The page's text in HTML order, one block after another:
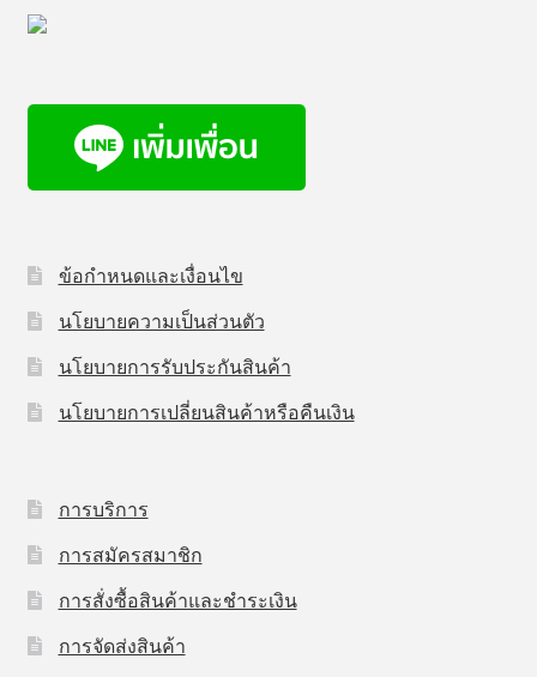
ข้อกำหนดและเงื่อนไข
นโยบายความเป็นส่วนตัว
นโยบายการรับประกันสินค้า
นโยบายการเปลี่ยนสินค้าหรือคืนเงิน
การบริการ
การสมัครสมาชิก
การสั่งซื้อสินค้าและชำระเงิน
การจัดส่งสินค้า